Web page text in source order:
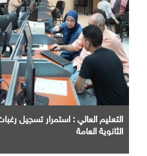
التعليم العالي : استمرار تسجيل
الثانوية العامة